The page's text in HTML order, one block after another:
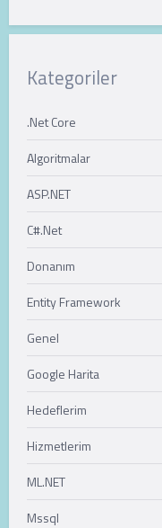
Kategoriler
.Net Core
Algoritmalar
ASP.NET
C#.Net
Donanım
Entity Framework
Genel
Google Harita
Hedeflerim
Hizmetlerim
ML.NET
Mssql